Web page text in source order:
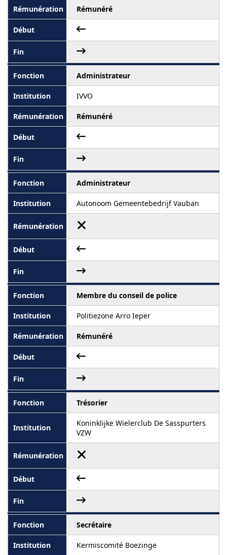
Rémunéré
Administrateur
IVVO
Rémunéré
Administrateur
Autonoom Gemeentebedrijf Vauban
Membre du conseil de police
Politiezone Arro Ieper
Rémunéré
Trésorier
Koninklijke Wielerclub De Sasspurters
VZW
Secrétaire
Kermiscomité Boezinge